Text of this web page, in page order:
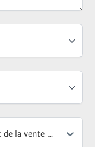
BAC PRO Métiers du commerce et de la vente Option A : Animation et gestion de l'espace commercial (BAC PRO MCV opt°A AGEC)